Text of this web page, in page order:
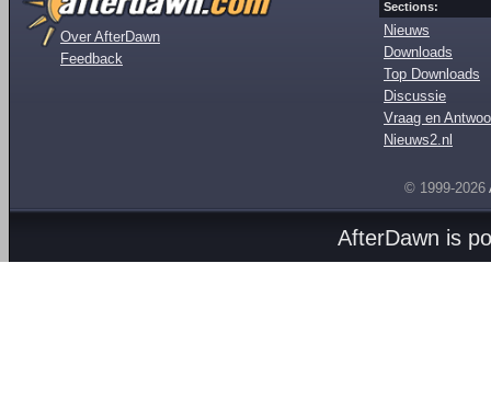
Over AfterDawn
Feedback
Sections:
Nieuws
Downloads
Top Downloads
Discussie
Vraag en
Nieuws2.nl
© 1999-2026
AfterDawn is